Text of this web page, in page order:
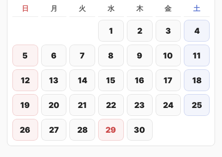
日 月 火 水 木 金 土
1 2 3 4
5 6 7 8 9 10 11
12 13 14 15 16 17 18
19 20 21 22 23 24 25
26 27 28 29 30